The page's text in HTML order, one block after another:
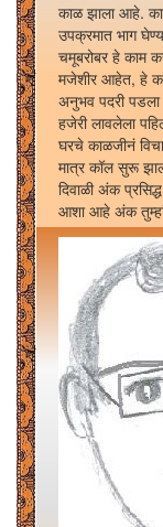
काळ झाला आहे.
उपक्रमात भाग
चमूबरोबर हे काम
मजेशीर आहेत, हे
अनुभव पदरी
हजेरी लावलेला
घरचे काळजीनं
मात्र कॉल सुरू
दिवाळी अंक
आशा आहे अंक